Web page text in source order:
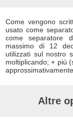
Come vengono
usato come
come separatore
massimo di 12
utilizzati sul nostro
moltiplicando; + più
Altre